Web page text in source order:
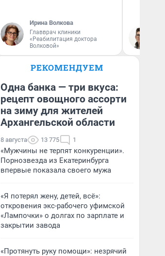
Ирина Волкова
Главврач клиники
«Реабилитация доктора
Волковой»
РЕКОМЕНДУЕМ
Одна банка — три вкуса:
рецепт овощного ассорти
на зиму для жителей
Архангельской области
8 августа 13 775 1
«Мужчины не терпят конкуренции».
Порнозвезда из Екатеринбурга
впервые показала своего мужа
«Я потерял жену, детей, всё»:
откровения экс-рабочего уфимской
«Лампочки» о долгах по зарплате и
закрытии завода
«Протянуть руку помощи»: незрячий